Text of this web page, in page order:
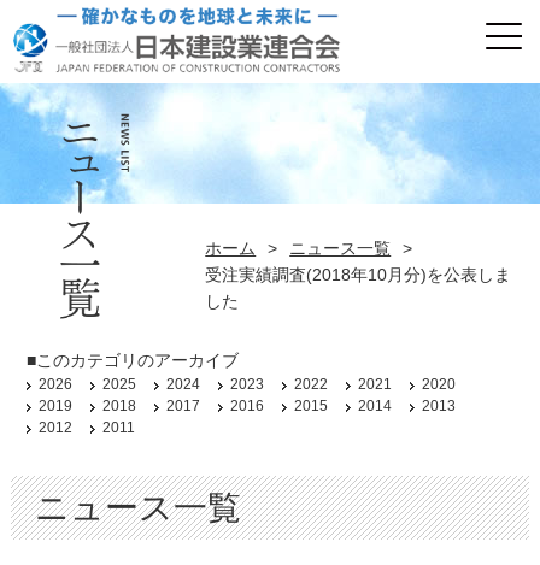
ホーム > ニュース一覧
>
受注実績調査(2018年10月分)を公表しま
した
ニュース一覧
■このカテゴリのアーカイブ
2026 2025 2024 2023 2022 2021
2020
2019
2018 2017 2016 2015 2014
2013
2012
2011